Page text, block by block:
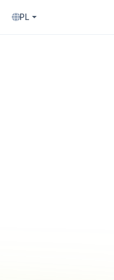
PL